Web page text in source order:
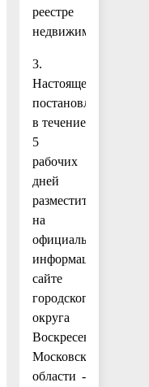
реестре
недвижимости.
3.
Настоящее
постановление
в течение
5
рабочих
дней
разместить
на
официальном
информационном
сайте
городского
округа
Воскресенск
Московской
области -